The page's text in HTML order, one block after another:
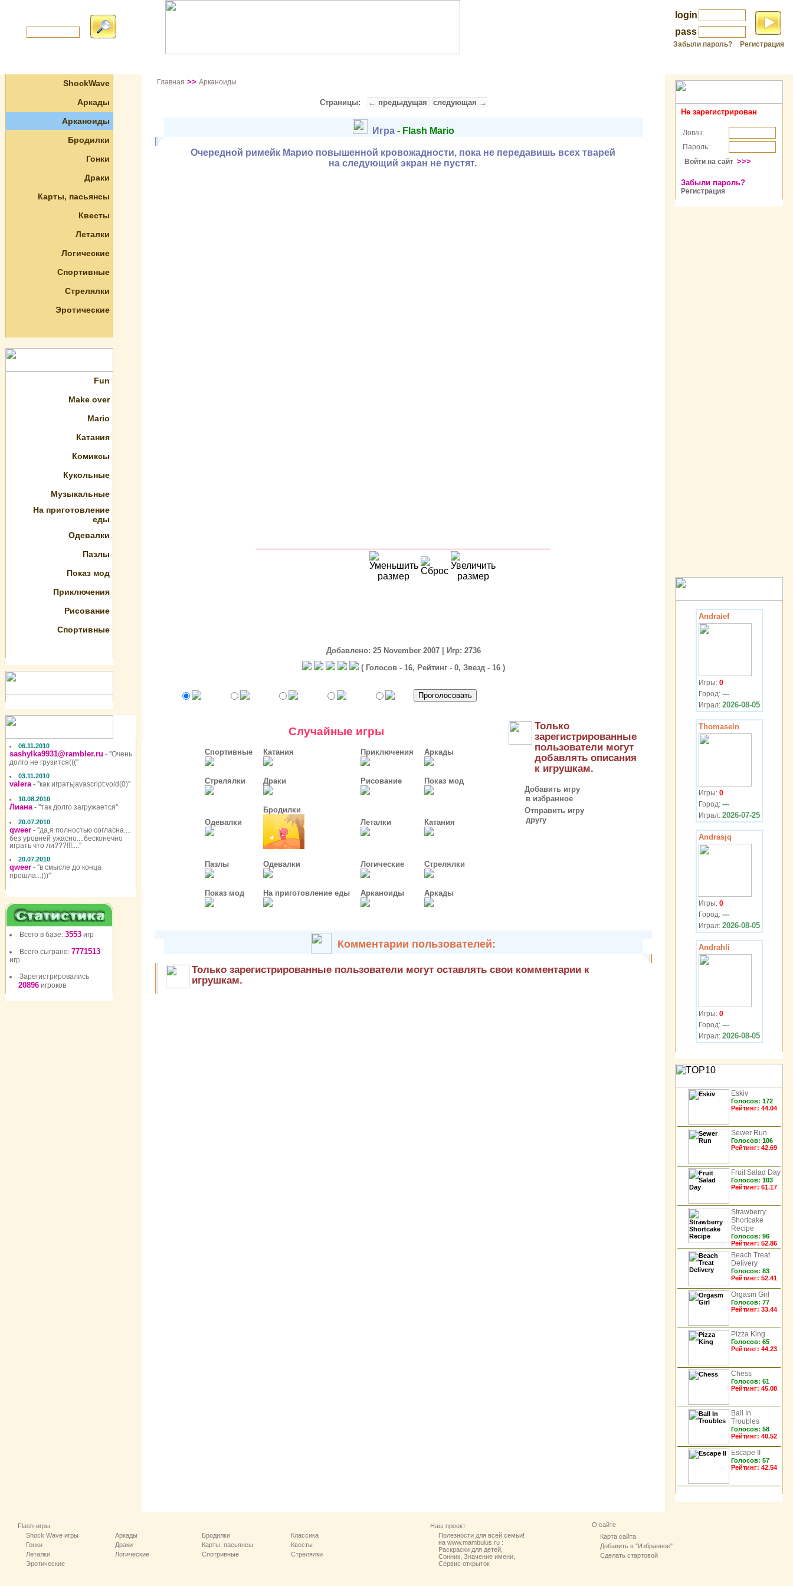
login
pass
Забыли пароль? Регистрация
ShockWave
Аркады
Арканоиды
Бродилки
Гонки
Драки
Карты, пасьянсы
Квесты
Леталки
Логические
Спортивные
Стрелялки
Эротические
Fun
Make over
Mario
Катания
Комиксы
Кукольные
Музыкальные
На приготовление
еды
Одевалки
Пазлы
Показ мод
Приключения
Рисование
Спортивные
06.11.2010
sashylka9931@rambler.ru - ''Очень
долго не грузится(((''
03.11.2010
valera- ''как игратьjavascript:void(0)''
10.08.2010
Лиана- ''так долго загружается''
20.07.2010
qweer - ''да,я полностью согласна....
без уровней ужасно....бесконечно
играть что ли???!!!....''
20.07.2010
qweer - ''в смысле до конца
прошла...)))''
Всего в базе: 3553 игр
Всего сыграно: 7771513
игр
Зарегистрировались
20896 игроков
Главная >> Арканоиды
Cтраницы: ← предыдущая следующая →
Игра - Flash Mario
Очередной римейк Марио повышенной кровожадности, пока не передавишь всех тварей
на следующий экран не пустят.
Добавлено: 25 November 2007 | Игр: 2736
( Голосов - 16, Рейтинг - 0, Звезд - 16 )
Случайные игры
Спортивные Катания Приключения Аркады
Стрелялки Драки Рисование Показ мод
Одевалки
Бродилки
Леталки
Катания
Пазлы Одевалки Логические Стрелялки
Показ мод На приготовление еды Арканоиды Аркады
Только
зарегистрированные
пользователи могут
добавлять описания
к игрушкам.
Добавить игру
в избранное
Отправить игру
другу
Комментарии пользователей:
Только зарегистрированные пользователи могут оставлять свои комментарии к
игрушкам.
Не зарегистрирован
Логин:
Пароль:
Войти на сайт >>>
Забыли пароль?
Регистрация
Andraief
Игры: 0
Город: ---
Играл: 2026-08-05
Thomaseln
Игры: 0
Город: ---
Играл: 2026-07-25
Andrasjq
Игры: 0
Город: ---
Играл: 2026-08-05
Andrahli
Игры: 0
Город: ---
Играл: 2026-08-05
Eskiv
Голосов: 172
Рейтинг: 44.04
Sewer Run
Голосов: 106
Рейтинг: 42.69
Fruit Salad Day
Голосов: 103
Рейтинг: 61.17
Strawberry
Shortcake
Recipe
Голосов: 96
Рейтинг: 52.86
Beach Treat
Delivery
Голосов: 83
Рейтинг: 52.41
Orgasm Girl
Голосов: 77
Рейтинг: 33.44
Pizza King
Голосов: 65
Рейтинг: 44.23
Chess
Голосов: 61
Рейтинг: 45.08
Ball In
Troubles
Голосов: 58
Рейтинг: 40.52
Escape II
Голосов: 57
Рейтинг: 42.54
Flash-игры
Наш проект
Shock Wave игры
Аркады Бродилки
Классика
Гонки
Драки Карты, пасьянсы
Квесты
Леталки
Логические Спотривные
Стрелялки
Эротические
Полезности для всей семьи!
на www.mambulus.ru :
Раскраски для детей,
Сонник, Значение имени,
Сервис открыток
О сайте
Карта сайта
Добавить в "Избранное"
Сделать стартовой